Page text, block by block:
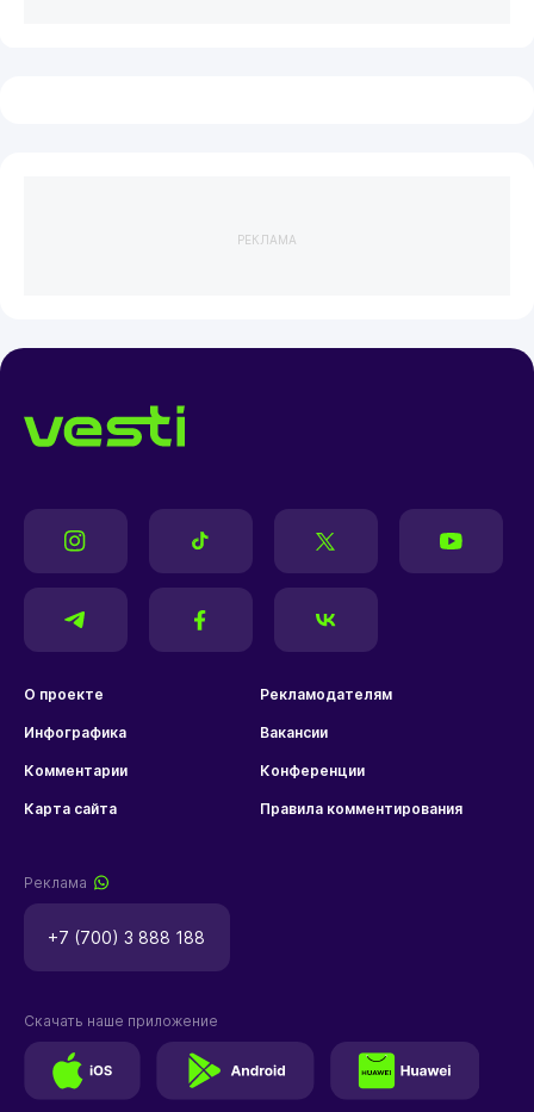
РЕКЛАМА
О проекте Рекламодателям
Инфографика Вакансии
Комментарии Конференции
Карта сайта Правила комментирования
Реклама
+7 (700) 3 888 188
Скачать наше приложение